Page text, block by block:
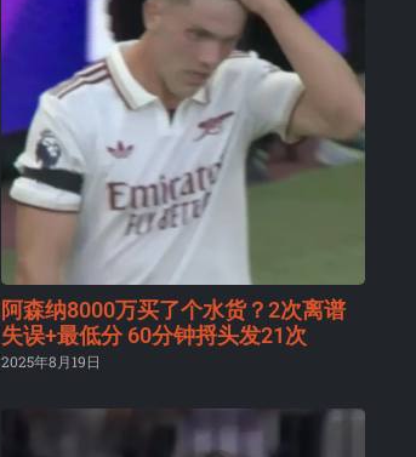
阿森纳8000万买了个水货？2次离谱
失误+最低分 60分钟捋头发21次
2025年8月19日